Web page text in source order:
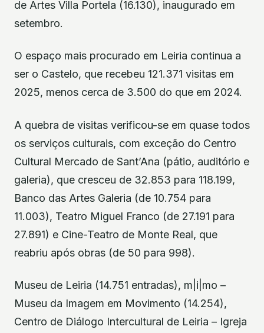
de Artes Villa Portela (16.130), inaugurado em
setembro.
O espaço mais procurado em Leiria continua a
ser o Castelo, que recebeu 121.371 visitas em
2025, menos cerca de 3.500 do que em 2024.
A quebra de visitas verificou-se em quase todos
os serviços culturais, com exceção do Centro
Cultural Mercado de Sant’Ana (pátio, auditório e
galeria), que cresceu de 32.853 para 118.199,
Banco das Artes Galeria (de 10.754 para
11.003), Teatro Miguel Franco (de 27.191 para
27.891) e Cine-Teatro de Monte Real, que
reabriu após obras (de 50 para 998).
Museu de Leiria (14.751 entradas), m|i|mo –
Museu da Imagem em Movimento (14.254),
Centro de Diálogo Intercultural de Leiria – Igreja